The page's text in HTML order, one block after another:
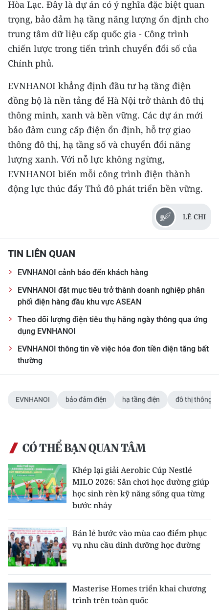
VỀ BÁO NHÂN DÂN
THỜI NAY
NHÂN DÂN HẰNG THÁNG
MUA BÁO
ĐỌC BÁO IN
ENGLISH
РУССКИЙ
ESPAÑOL
한국어
Hòa Lạc. Đây là dự án có ý nghĩa đặc biệt quan
trọng, bảo đảm hạ tầng năng lượng ổn định cho
trung tâm dữ liệu cấp quốc gia - Công trình
chiến lược trong tiến trình chuyển đổi số của
Chính phủ.
EVNHANOI khẳng định đầu tư hạ tầng điện
đồng bộ là nền tảng để Hà Nội trở thành đô thị
thông minh, xanh và bền vững. Các dự án mới
bảo đảm cung cấp điện ổn định, hỗ trợ giao
thông đô thị, hạ tầng số và chuyển đổi năng
lượng xanh. Với nỗ lực không ngừng,
EVNHANOI biến mỗi công trình điện thành
động lực thúc đẩy Thủ đô phát triển bền vững.
LÊ CHI
TIN LIÊN QUAN
EVNHANOI cảnh báo đến khách hàng
EVNHANOI đặt mục tiêu trở thành doanh nghiệp phân
phối điện hàng đầu khu vực ASEAN
Theo dõi lượng điện tiêu thụ hằng ngày thông qua ứng
dụng EVNHANOI
EVNHANOI thông tin về việc hóa đơn tiền điện tăng bất
thường
EVNHANOI bảo đảm điện hạ tầng điện đô thị thông
CÓ THỂ BẠN QUAN TÂM
Khép lại giải Aerobic Cúp Nestlé
MILO 2026: Sân chơi học đường giúp
học sinh rèn kỹ năng sống qua từng
bước nhảy
Bán lẻ bước vào mùa cao điểm phục
vụ nhu cầu dinh dưỡng học đường
Masterise Homes triển khai chương
trình trên toàn quốc